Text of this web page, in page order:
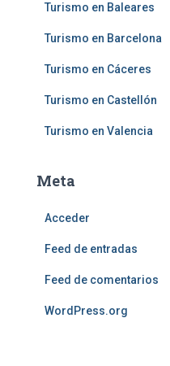
Turismo en Baleares
Turismo en Barcelona
Turismo en Cáceres
Turismo en Castellón
Turismo en Valencia
Meta
Acceder
Feed de entradas
Feed de comentarios
WordPress.org